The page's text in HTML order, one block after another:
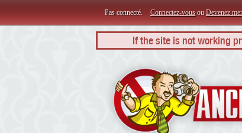
Pas connecté. Connectez-vous ou Devenez
If the site is not working